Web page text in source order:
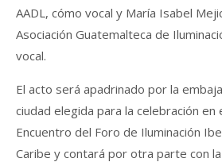
AADL, cómo vocal y María Isabel
Asociación Guatemalteca de
vocal.
El acto será apadrinado por la
ciudad elegida para la celebración
Encuentro del Foro de Iluminación
Caribe y contará por otra parte con